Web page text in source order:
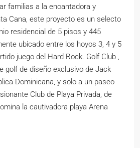
familias a la encantadora y
Cana, este proyecto es un selecto
residencial de 5 pisos y 445
ubicado entre los hoyos 3, 4 y 5
juego del Hard Rock. Golf Club ,
golf de diseño exclusivo de Jack
Dominicana, y solo a un paseo
Club de Playa Privada, de
la cautivadora playa Arena